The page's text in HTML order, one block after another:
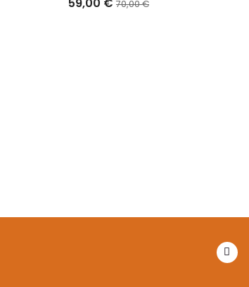
59,00 € 70,00 €